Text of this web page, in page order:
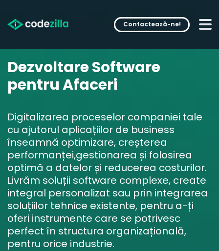
Contactează-ne!
Dezvoltare Software
pentru Afaceri
Digitalizarea proceselor companiei tale
cu ajutorul aplicațiilor de business
înseamnă optimizare, creșterea
performanței,gestionarea și folosirea
optimă a datelor și reducerea costurilor.
Livrăm soluții software complexe, create
integral personalizat sau prin integrarea
soluțiilor tehnice existente, pentru a-ți
oferi instrumente care se potrivesc
perfect în structura organizațională,
pentru orice industrie.